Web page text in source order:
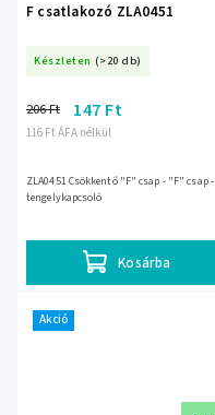
F csatlakozó ZLA0451
Készleten (>20 db)
116 Ft ÁFA nélkül
206 Ft 147 Ft
Kosárba
ZLA0451 Csökkentő "F" csap - "F" csap -
tengelykapcsoló
Akció